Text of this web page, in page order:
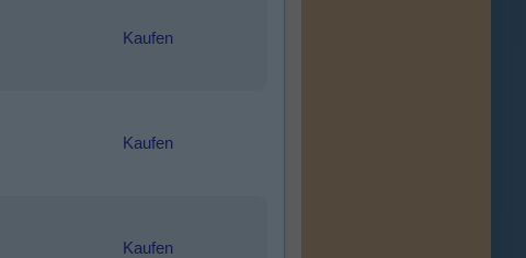
Kaufen
Kaufen
Kaufen